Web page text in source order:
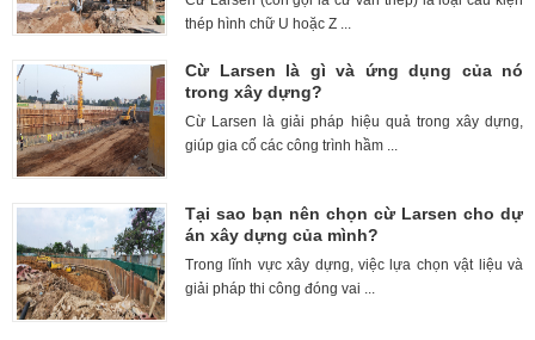
thép hình chữ U hoặc Z ...
Cừ Larsen là gì và ứng dụng của nó
trong xây dựng?
Cừ Larsen là giải pháp hiệu quả trong xây dựng,
giúp gia cố các công trình hầm ...
Tại sao bạn nên chọn cừ Larsen cho dự
án xây dựng của mình?
Trong lĩnh vực xây dựng, việc lựa chọn vật liệu và
giải pháp thi công đóng vai ...